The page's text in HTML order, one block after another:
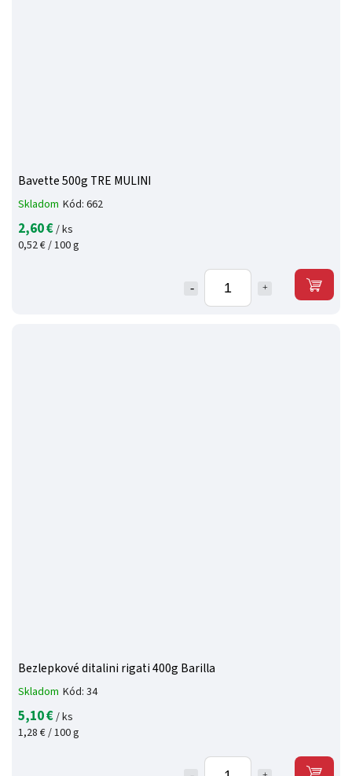
Bavette 500g TRE MULINI
Skladom Kód: 662
2,60 €/ ks
0,52 € / 100 g
Bezlepkové ditalini rigati 400g Barilla
Skladom Kód: 34
5,10 €/ ks
1,28 € / 100 g